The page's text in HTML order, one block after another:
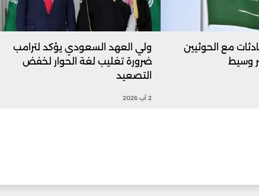
مع الحوثيين
وسيط
ولي العهد السعودي يؤكد لترامب
ضرورة تغليب لغة الحوار لخفض
التصعيد
2 آب 2026